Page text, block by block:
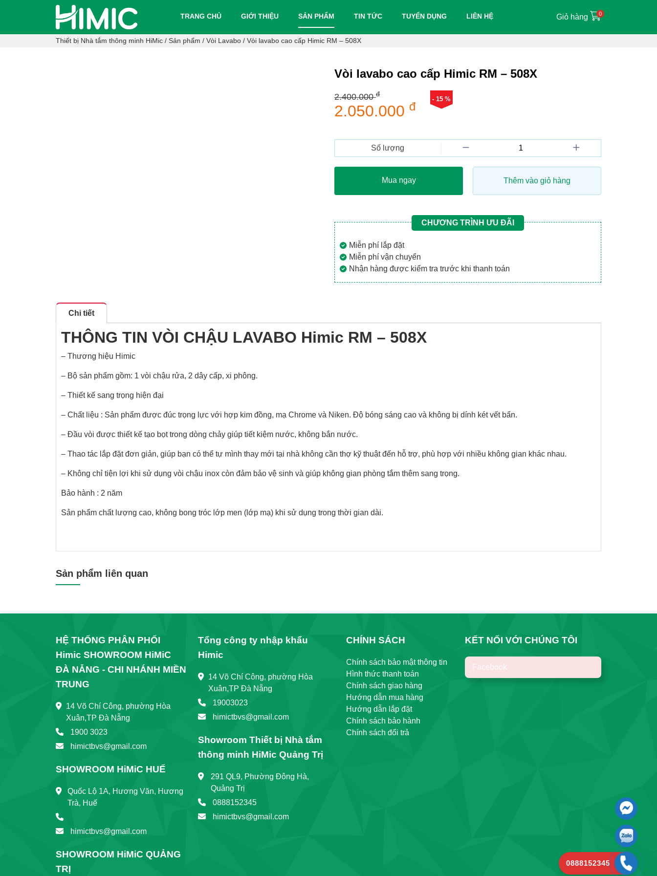
TRANG CHỦ GIỚI THIỆU SẢN PHẨM TIN TỨC TUYỂN DỤNG LIÊN HỆ Giỏ hàng 0
Thiết bị Nhà tắm thông minh HiMic / Sản phẩm / Vòi Lavabo / Vòi lavabo cao cấp Himic RM – 508X
Vòi lavabo cao cấp Himic RM – 508X
2.400.000đ
2.050.000 đ
- 15 %
Số lượng
Mua ngay Thêm vào giỏ hàng
CHƯƠNG TRÌNH ƯU ĐÃI
Miễn phí lắp đặt
Miễn phí vận chuyển
Nhận hàng được kiểm tra trước khi thanh toán
Chi tiết
THÔNG TIN VÒI CHẬU LAVABO Himic RM – 508X
– Thương hiệu Himic
– Bộ sản phẩm gồm: 1 vòi chậu rửa, 2 dây cấp, xi phông.
– Thiết kế sang trọng hiện đại
– Chất liệu : Sản phẩm được đúc trọng lực với hợp kim đồng, mạ Chrome và Niken. Độ bóng sáng cao và không bị dính két vết bẩn.
– Đầu vòi được thiết kế tạo bọt trong dòng chảy giúp tiết kiệm nước, không bắn nước.
– Thao tác lắp đặt đơn giản, giúp bạn có thể tự mình thay mới tại nhà không cần thợ kỹ thuật đến hỗ trợ, phù hợp với nhiều không gian khác nhau.
– Không chỉ tiện lợi khi sử dụng vòi chậu inox còn đảm bảo vệ sinh và giúp không gian phòng tắm thêm sang trọng.
Bảo hành : 2 năm
Sản phẩm chất lượng cao, không bong tróc lớp men (lớp mạ) khi sử dụng trong thời gian dài.
Sản phẩm liên quan
HỆ THỐNG PHÂN PHỐI
Himic SHOWROOM HiMiC
ĐÀ NẴNG - CHI NHÁNH MIỀN
TRUNG
14 Võ Chí Công, phường Hòa
Xuân,TP Đà Nẵng
1900 3023
himictbvs@gmail.com
SHOWROOM HiMiC HUẾ
Quốc Lộ 1A, Hương Văn, Hương
Trà, Huế
himictbvs@gmail.com
SHOWROOM HiMiC QUẢNG
TRỊ
Tổng công ty nhập khẩu
Himic
14 Võ Chí Công, phường Hòa
Xuân,TP Đà Nẵng
19003023
himictbvs@gmail.com
Showroom Thiết bị Nhà tắm
thông minh HiMic Quảng Trị
291 QL9, Phường Đông Hà,
Quảng Trị
0888152345
himictbvs@gmail.com
CHÍNH SÁCH
Chính sách bảo mật thông tin
Hình thức thanh toán
Chính sách giao hàng
Hướng dẫn mua hàng
Hướng dẫn lắp đặt
Chính sách bảo hành
Chính sách đổi trả
KẾT NỐI VỚI CHÚNG TÔI
Facebook
0888152345